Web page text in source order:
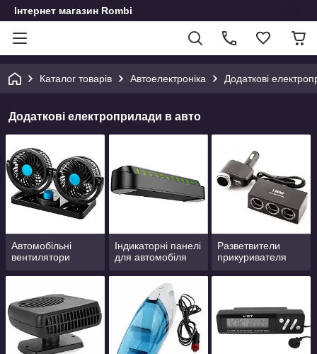
Інтернет магазин Rombi
Каталог товарів Автоелектроніка Додаткові
Додаткові електроприлади в авто
Автомобільні
вентилятори
Індикаторні панелі
для автомобіля
Разветвители
прикуривателя